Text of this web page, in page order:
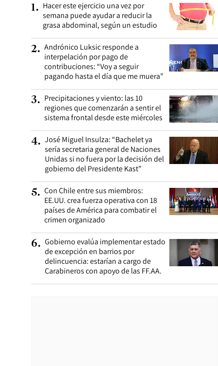
1. Hacer este ejercicio una vez por
semana puede ayudar a reducir la
grasa abdominal, según un estudio
2. Andrónico Luksic responde a
interpelación por pago de
contribuciones: “Voy a seguir
pagando hasta el día que me muera”
3. Precipitaciones y viento: las 10
regiones que comenzarán a sentir el
sistema frontal desde este miércoles
4. José Miguel Insulza: “Bachelet ya
sería secretaria general de Naciones
Unidas si no fuera por la decisión del
gobierno del Presidente Kast”
5. Con Chile entre sus miembros:
EE.UU. crea fuerza operativa con 18
países de América para combatir el
crimen organizado
6. Gobierno evalúa implementar estado
de excepción en barrios por
delincuencia: estarían a cargo de
Carabineros con apoyo de las FF.AA.